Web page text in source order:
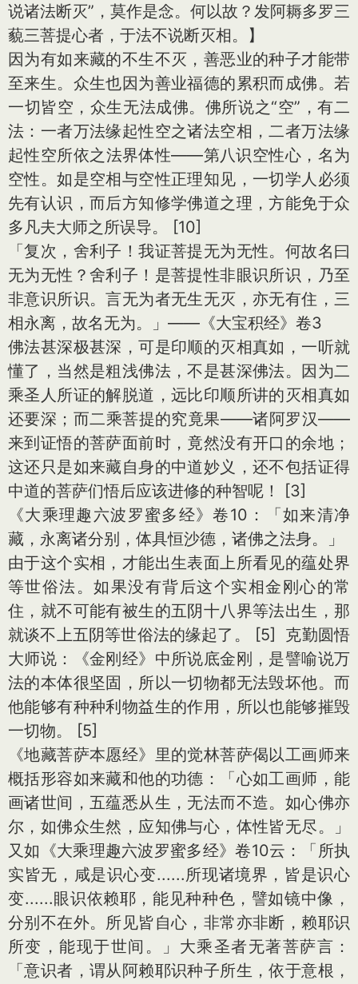
说诸法断灭”，莫作是念。何以故？发阿耨多罗三
藐三菩提心者，于法不说断灭相。】
因为有如来藏的不生不灭，善恶业的种子才能带
至来生。众生也因为善业福德的累积而成佛。若
一切皆空，众生无法成佛。佛所说之“空”，有二
法：一者万法缘起性空之诸法空相，二者万法缘
起性空所依之法界体性——第八识空性心，名为
空性。如是空相与空性正理知见，一切学人必须
先有认识，而后方知修学佛道之理，方能免于众
多凡夫大师之所误导。 [10]
「复次，舍利子！我证菩提无为无性。何故名曰
无为无性？舍利子！是菩提性非眼识所识，乃至
非意识所识。言无为者无生无灭，亦无有住，三
相永离，故名无为。」——《大宝积经》卷3
佛法甚深极甚深，可是印顺的灭相真如，一听就
懂了，当然是粗浅佛法，不是甚深佛法。因为二
乘圣人所证的解脱道，远比印顺所讲的灭相真如
还要深；而二乘菩提的究竟果——诸阿罗汉——
来到证悟的菩萨面前时，竟然没有开口的余地；
这还只是如来藏自身的中道妙义，还不包括证得
中道的菩萨们悟后应该进修的种智呢！ [3]
《大乘理趣六波罗蜜多经》卷10：「如来清净
藏，永离诸分别，体具恒沙德，诸佛之法身。」
由于这个实相，才能出生表面上所看见的蕴处界
等世俗法。如果没有背后这个实相金刚心的常
住，就不可能有被生的五阴十八界等法出生，那
就谈不上五阴等世俗法的缘起了。 [5] 克勤圆悟
大师说：《金刚经》中所说底金刚，是譬喻说万
法的本体很坚固，所以一切物都无法毁坏他。而
他能够有种种利物益生的作用，所以也能够摧毁
一切物。 [5]
《地藏菩萨本愿经》里的觉林菩萨偈以工画师来
概括形容如来藏和他的功德：「心如工画师，能
画诸世间，五蕴悉从生，无法而不造。如心佛亦
尔，如佛众生然，应知佛与心，体性皆无尽。」
又如《大乘理趣六波罗蜜多经》卷10云：「所执
实皆无，咸是识心变......所现诸境界，皆是识心
变......眼识依赖耶，能见种种色，譬如镜中像，
分别不在外。所见皆自心，非常亦非断，赖耶识
所变，能现于世间。」大乘圣者无著菩萨言：
「意识者，谓从阿赖耶识种子所生，依于意根，